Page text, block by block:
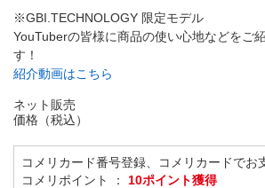
※GBI.TECHNOLOGY 限定モデル
YouTuberの皆様に商品の使い心地などをご
す！
紹介動画はこちら
ネット販売
価格（税込）
コメリカード番号登録、コメリカードでお
コメリポイント ： 10ポイント獲得